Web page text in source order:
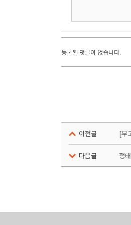
등록된 댓글이 없습니다.
이전글 [부
다음글 정